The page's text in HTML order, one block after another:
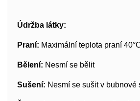
Údržba látky:
Praní: Maximální teplota praní
Bělení: Nesmí se bělit
Sušení: Nesmí se sušit v bubnové